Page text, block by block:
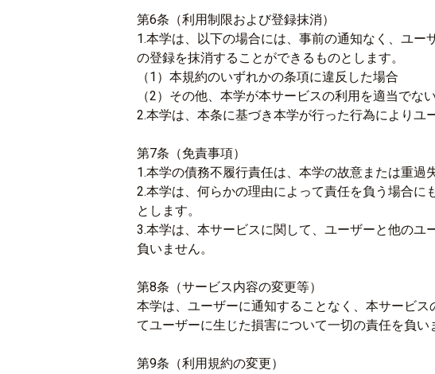
第6条（利用制限および登録抹消）
1.本学は、以下の場合には、事前の通知なく、ユ
の登録を抹消することができるものとします。
（1）本規約のいずれかの条項に違反した場合
（2）その他、本学が本サービスの利用を適当でな
2.本学は、本条に基づき本学が行った行為によりユ
第7条（免責事項）
1.本学の債務不履行責任は、本学の故意または重過
2.本学は、何らかの理由によって責任を負う場合
とします。
3.本学は、本サービスに関して、ユーザーと他の
負いません。
第8条（サービス内容の変更等）
本学は、ユーザーに通知することなく、本サービ
てユーザーに生じた損害について一切の責任を負い
第9条（利用規約の変更）